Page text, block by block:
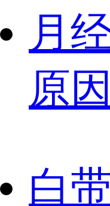
月
原因
白